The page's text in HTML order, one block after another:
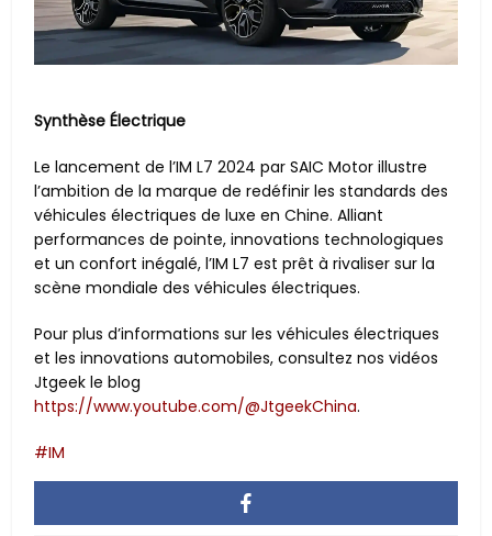
Synthèse Électrique
Le lancement de l’IM L7 2024 par SAIC Motor illustre
l’ambition de la marque de redéfinir les standards des
véhicules électriques de luxe en Chine. Alliant
performances de pointe, innovations technologiques
et un confort inégalé, l’IM L7 est prêt à rivaliser sur la
scène mondiale des véhicules électriques.
Pour plus d’informations sur les véhicules électriques
et les innovations automobiles, consultez nos vidéos
Jtgeek le blog
https://www.youtube.com/@JtgeekChina.
IM